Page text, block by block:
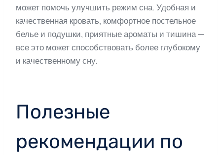
может помочь улучшить режим сна. Удобная и
качественная кровать, комфортное постельное
белье и подушки, приятные ароматы и тишина —
все это может способствовать более глубокому
и качественному сну.
Полезные
рекомендации по